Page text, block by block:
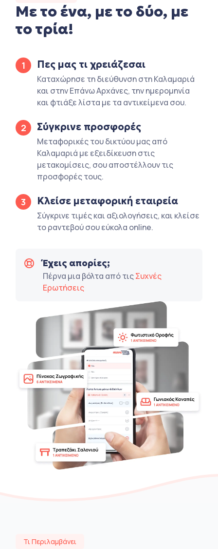
Με το ένα, με το δύο, με
το τρία!
1 Πες μας τι χρειάζεσαι
Καταχώρησε τη διεύθυνση στη Καλαμαριά
και στην Επάνω Αρχάνες, την ημερομηνία
και φτιάξε λίστα με τα αντικείμενα σου.
2 Σύγκρινε προσφορές
Μεταφορικές του δικτύου μας από
Καλαμαριά με εξειδίκευση στις
μετακομίσεις, σου αποστέλλουν τις
προσφορές τους.
3 Κλείσε μεταφορική εταιρεία
Σύγκρινε τιμές και αξιολογήσεις, και κλείσε
το ραντεβού σου εύκολα online.
Έχεις απορίες;
Πέρνα μια βόλτα από τιςΣυχνές
Ερωτήσεις
Τι Περιλαμβάνει